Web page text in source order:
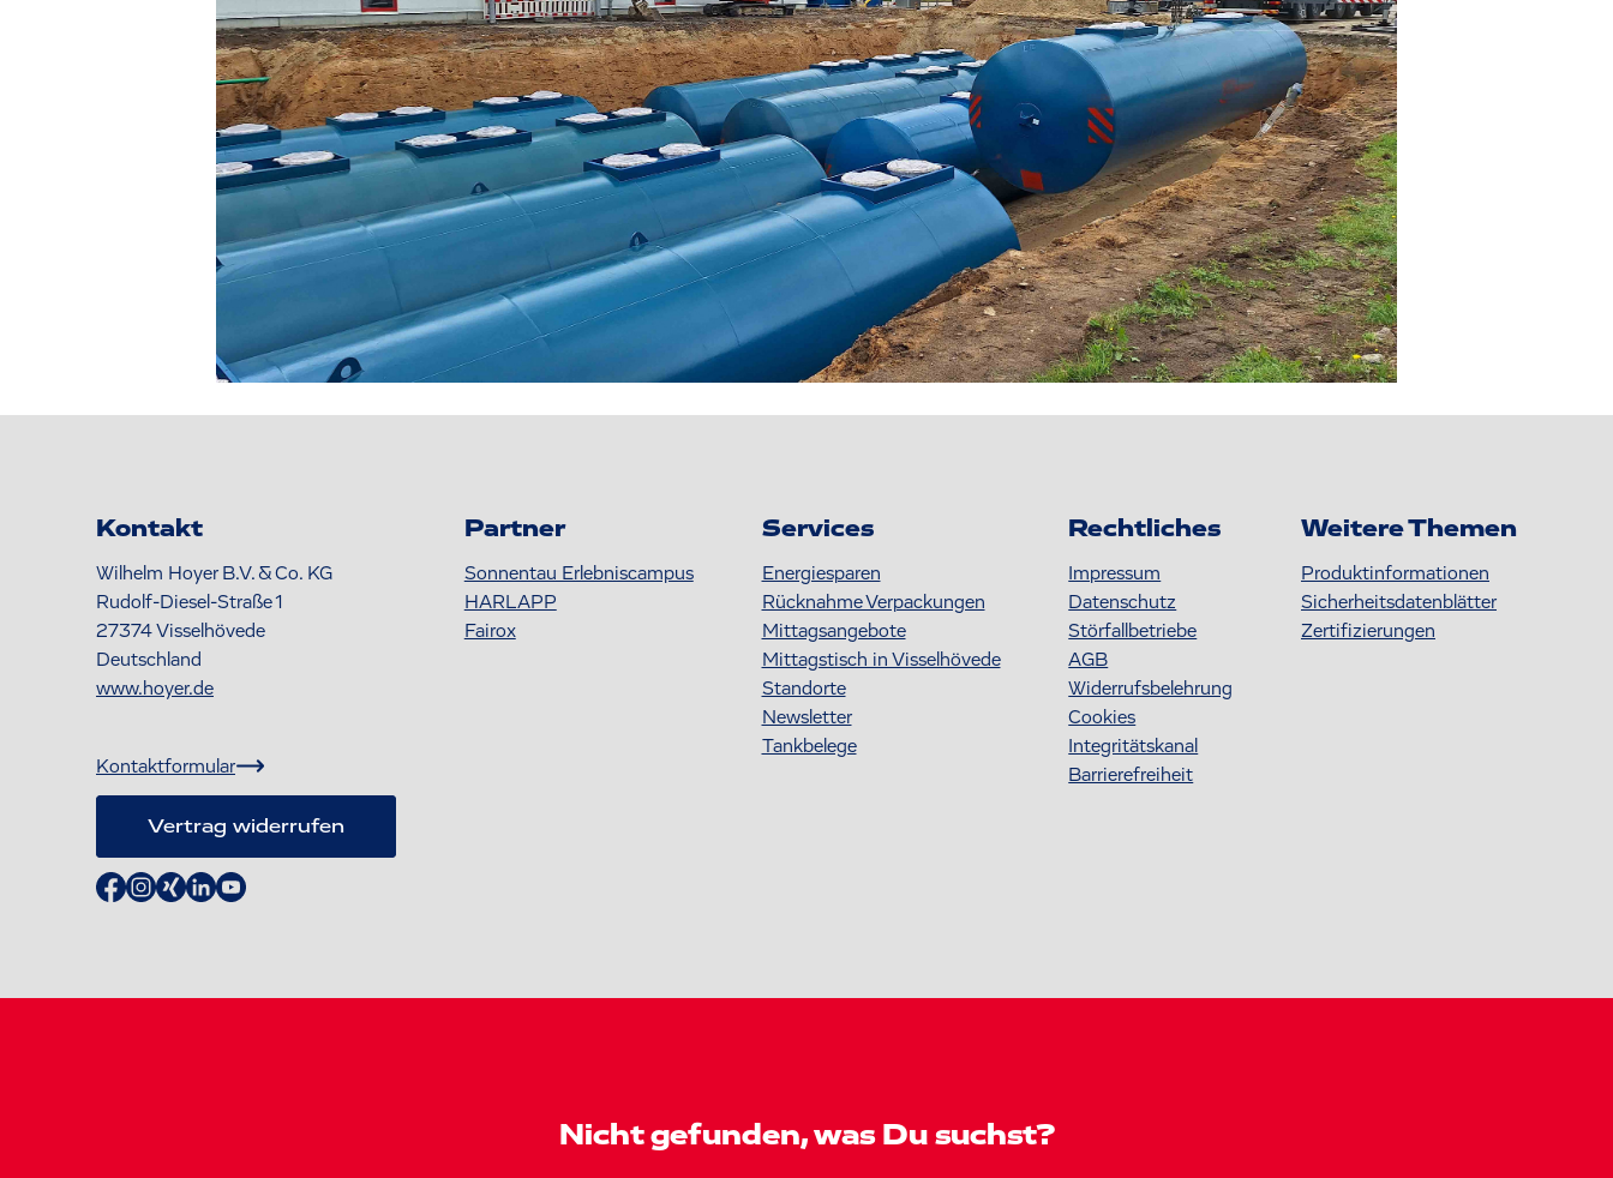
Kontakt
Wilhelm Hoyer B.V. & Co. KG
Rudolf-Diesel-Straße 1
27374Visselhövede
Deutschland
www.hoyer.de
Kontaktformular
Vertrag widerrufen
Partner
Sonnentau Erlebniscampus
HARLAPP
Fairox
Services
Energiesparen
Rücknahme Verpackungen
Mittagsangebote
Mittagstisch in Visselhövede
Standorte
Newsletter
Tankbelege
Rechtliches
Impressum
Datenschutz
Störfallbetriebe
AGB
Widerrufsbelehrung
Cookies
Integritätskanal
Barrierefreiheit
Weitere Themen
Produktinformationen
S icherheitsdatenblätter
Zertifizierungen
Nicht gefunden, was Du suchst?